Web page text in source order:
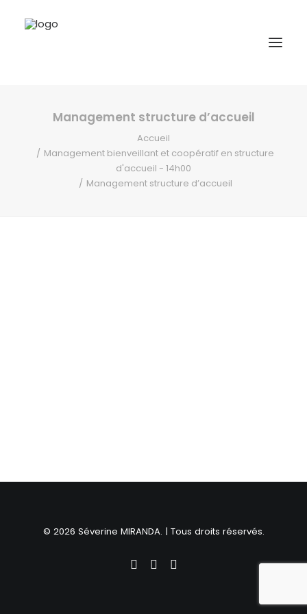
A propos
Formations
Management structure d’accueil
Accueil
Management bienveillant et coopératif en structure
d'accueil - 14h00
Management structure d’accueil
© 2026 Séverine MIRANDA. | Tous droits réservés.